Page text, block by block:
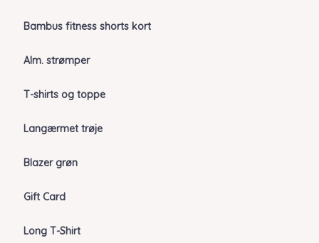
Bambus fitness shorts kort
Alm. strømper
T-shirts og toppe
Langærmet trøje
Blazer grøn
Gift Card
Long T-Shirt